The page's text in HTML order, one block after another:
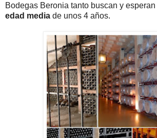
Bodegas Beronia tanto buscan y
edad media de unos 4 años.